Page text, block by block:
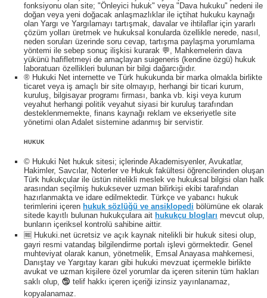
fonksiyonu olan site; "Önleyici hukuk" veya "Dava hukuku" nedeni ile
doğan veya yeni doğacak anlaşmazlıklar ile içtihat hukuku kaynağı
olan Yargı ve Yargılamayı tartışmak, davalar ve ihtilaflar için yararlı
çözüm yolları üretmek ve hukuksal konularda özellikle nerede, nasıl,
neden soruları üzerinde soru cevap, tartışma paylaşma yorumlama
yöntemi ile sebep sonuç ilişkisi kurarak 💬, Mahkemelerin dava
yükünü hafifletmeyi de amaçlayan suigeneris (kendine özgü) hukuk
laboratuarı özellikleri bulunan bir bilgi dağarcığıdır.
® Hukuki Net internette ve Türk hukukunda bir marka olmakla birlikte
ticaret veya iş amaçlı bir site olmayıp, herhangi bir ticari kurum,
kuruluş, bilgisayar programı firması, banka vb. kişi veya kurum
veyahut herhangi politik veyahut siyasi bir kuruluş tarafından
desteklenmemekte, finans kaynağı reklam ve ekseriyetle site
yönetimi olan Adalet sistemine adanmış bir servistir.
HUKUK
© Hukuki Net hukuk sitesi; içlerinde Akademisyenler, Avukatlar,
Hakimler, Savcılar, Noterler ve Hukuk fakültesi öğrencilerinden oluşan
Türk hukukçular ile üstün nitelikli meslek ve hukuksal bilgisi olan halk
arasından seçilmiş hukuksever uzman bilirkişi ekibi tarafından
hazırlanmakta ve idare edilmektedir. Türkçe ve yabancı hukuk
terimlerini içeren hukuk sözlüğü ve ansiklopedi bölümüne ek olarak
sitede kayıtlı bulunan hukukçulara ait hukukçu blogları mevcut olup,
bunların içeriksel kontrolü sahibine aittir.
🆓 Hukuki.net ücretsiz ve açık kaynak nitelikli bir hukuk sitesi olup,
gayri resmi vatandaş bilgilendirme portalı işlevi görmektedir. Genel
muhteviyat olarak kanun, yönetmelik, Emsal Anayasa mahkemesi,
Danıştay ve Yargıtay kararı gibi hukuki mevzuat içermekle birlikte
avukat ve uzman kişilere özel yorumlar da içeren sitenin tüm hakları
saklı olup, 🕲 telif hakkı içeren içeriği izinsiz yayınlanamaz,
kopyalanamaz.